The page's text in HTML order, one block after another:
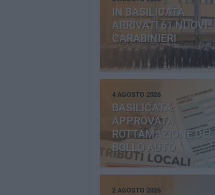
IN BASILICATA
ARRIVATI 61 NUOVI
CARABINIERI
4 AGOSTO 2026
BASILICATA:
APPROVATA
ROTTAMAZIONE DEL
BOLLO AUTO
2 AGOSTO 2026